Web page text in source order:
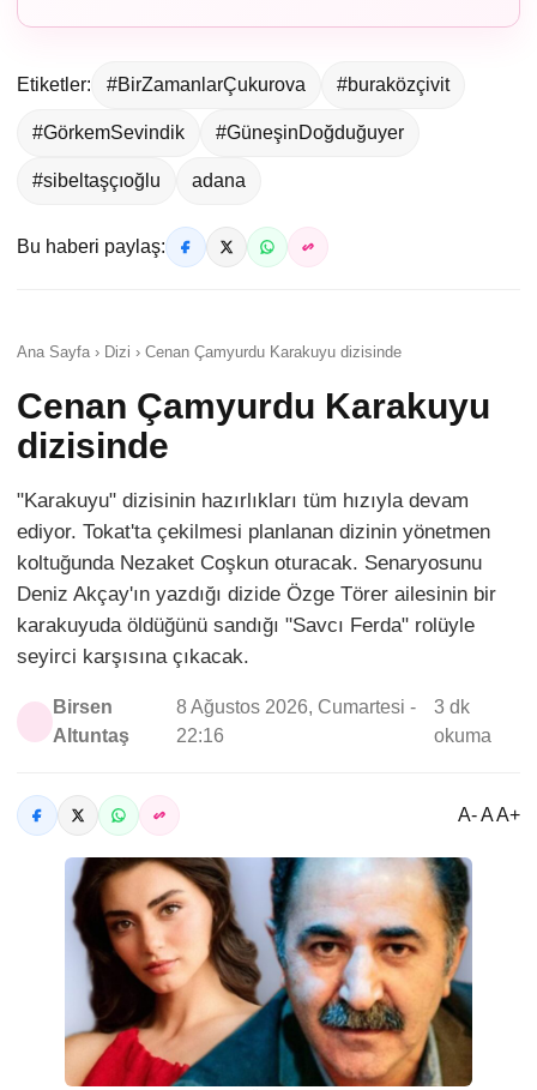
Etiketler: #BirZamanlarÇukurova #buraközçivit
#GörkemSevindik #GüneşinDoğduğuyer
#sibeltaşçıoğlu adana
Bu haberi paylaş:
Ana Sayfa › Dizi › Cenan Çamyurdu Karakuyu dizisinde
Cenan Çamyurdu Karakuyu
dizisinde
"Karakuyu" dizisinin hazırlıkları tüm hızıyla devam
ediyor. Tokat'ta çekilmesi planlanan dizinin yönetmen
koltuğunda Nezaket Coşkun oturacak. Senaryosunu
Deniz Akçay'ın yazdığı dizide Özge Törer ailesinin bir
karakuyuda öldüğünü sandığı "Savcı Ferda" rolüyle
seyirci karşısına çıkacak.
Birsen
Altuntaş
8 Ağustos 2026, Cumartesi -
22:16
3 dk
okuma
A- A A+